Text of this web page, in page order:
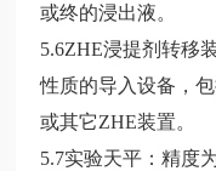
或终的浸出液。
5.6ZHE浸提剂转移
性质的导入设备，
或其它ZHE装置。
5.7实验天平：精度